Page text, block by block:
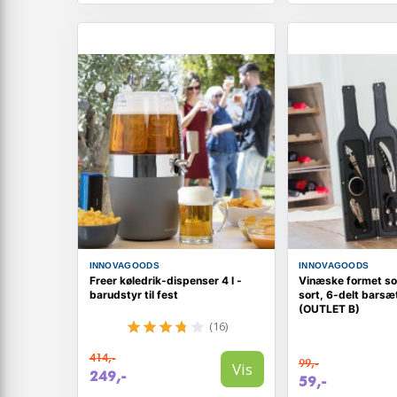
INNOVAGOODS
Freer køledrik-dispenser 4 l -
barudstyr til fest
(16)
414,-
249,- Vis
INNOVAGOODS
Vinæske formet
sort, 6-delt
(OUTLET B)
99,-
59,-